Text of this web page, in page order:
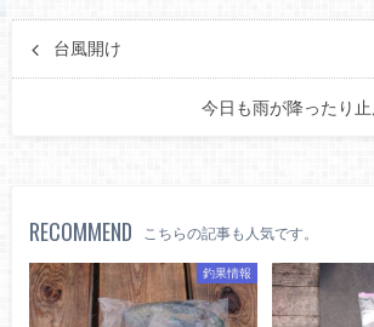
台風開け
今日も雨が降ったり止
RECOMMEND こちらの記事も人気です。
釣果情報